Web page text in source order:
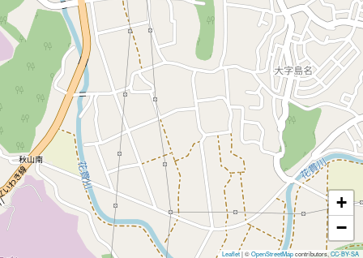
+
−
Leaflet|©OpenStreetMapcontributors, CC-BY-SA